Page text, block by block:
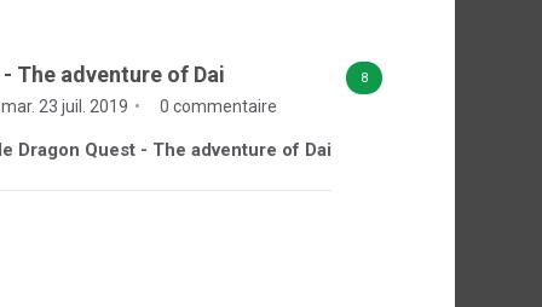
8
The adventure of Dai
23 juil. 2019 0 commentaire
Dragon Quest - The adventure of Dai